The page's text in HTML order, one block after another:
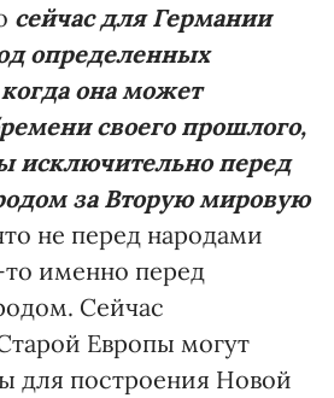
сейчас для Германии
определенных
она может
своего прошлого,
исключительно перед
за Вторуюмировую
не перед народами
именно перед
Сейчас
Европы могут
для построения Новой